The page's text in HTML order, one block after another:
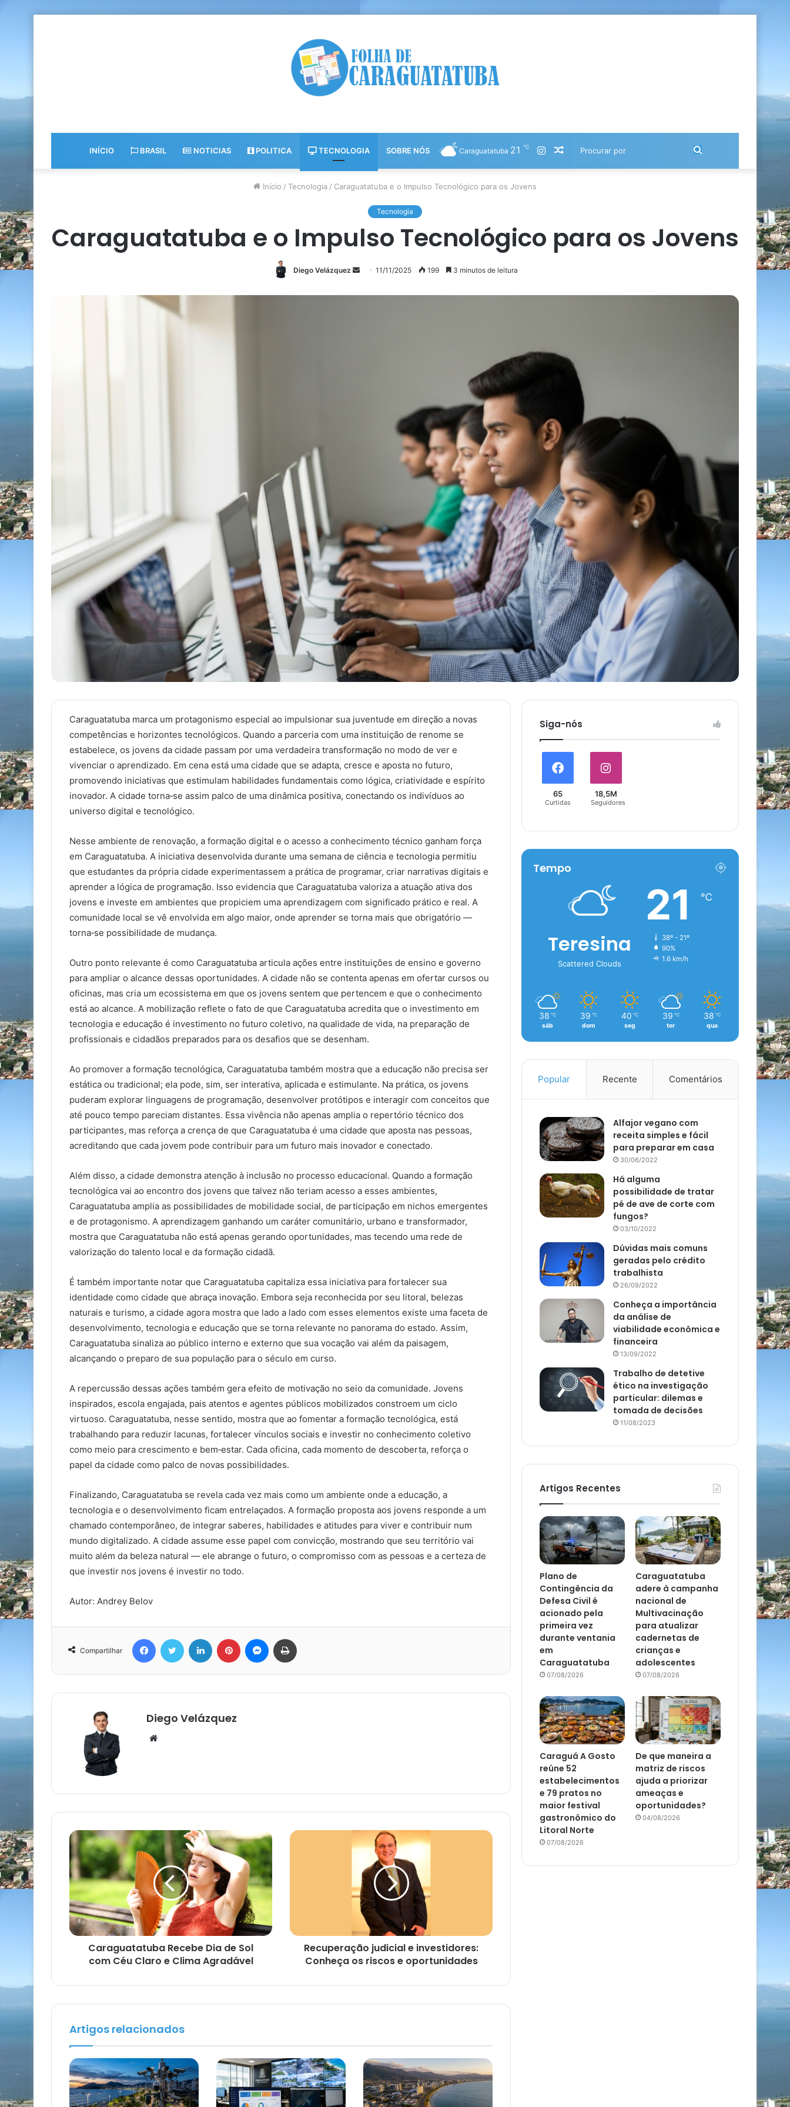
INÍCIO BRASIL NOTICIAS POLITICA TECNOLOGIA SOBRE NÓS Procurar
Artigo
Instagram
Caraguatatuba 21 ℃
Início / Tecnologia / Caraguatatuba e o Impulso Tecnológico para os Jovens
Tecnologia
Caraguatatuba e o Impulso Tecnológico para os Jovens
Diego Velázquez
Mande
e-
11/11/2025 199 3 minutos de leitura
Caraguatatuba marca um protagonismo especial ao impulsionar sua juventude em direção a novas
competências e horizontes tecnológicos. Quando a parceria com uma instituição de renome se
estabelece, os jovens da cidade passam por uma verdadeira transformação no modo de ver e
vivenciar o aprendizado. Em cena está uma cidade que se adapta, cresce e aposta no futuro,
promovendo iniciativas que estimulam habilidades fundamentais como lógica, criatividade e espírito
inovador. A cidade torna‑se assim palco de uma dinâmica positiva, conectando os indivíduos ao
universo digital e tecnológico.
Nesse ambiente de renovação, a formação digital e o acesso a conhecimento técnico ganham força
em Caraguatatuba. A iniciativa desenvolvida durante uma semana de ciência e tecnologia permitiu
que estudantes da própria cidade experimentassem a prática de programar, criar narrativas digitais e
aprender a lógica de programação. Isso evidencia que Caraguatatuba valoriza a atuação ativa dos
jovens e investe em ambientes que propiciem uma aprendizagem com significado prático e real. A
comunidade local se vê envolvida em algo maior, onde aprender se torna mais que obrigatório —
torna‑se possibilidade de mudança.
Outro ponto relevante é como Caraguatatuba articula ações entre instituições de ensino e governo
para ampliar o alcance dessas oportunidades. A cidade não se contenta apenas em ofertar cursos ou
oficinas, mas cria um ecossistema em que os jovens sentem que pertencem e que o conhecimento
está ao alcance. A mobilização reflete o fato de que Caraguatatuba acredita que o investimento em
tecnologia e educação é investimento no futuro coletivo, na qualidade de vida, na preparação de
profissionais e cidadãos preparados para os desafios que se desenham.
Ao promover a formação tecnológica, Caraguatatuba também mostra que a educação não precisa ser
estática ou tradicional; ela pode, sim, ser interativa, aplicada e estimulante. Na prática, os jovens
puderam explorar linguagens de programação, desenvolver protótipos e interagir com conceitos que
até pouco tempo pareciam distantes. Essa vivência não apenas amplia o repertório técnico dos
participantes, mas reforça a crença de que Caraguatatuba é uma cidade que aposta nas pessoas,
acreditando que cada jovem pode contribuir para um futuro mais inovador e conectado.
Além disso, a cidade demonstra atenção à inclusão no processo educacional. Quando a formação
tecnológica vai ao encontro dos jovens que talvez não teriam acesso a esses ambientes,
Caraguatatuba amplia as possibilidades de mobilidade social, de participação em nichos emergentes
e de protagonismo. A aprendizagem ganhando um caráter comunitário, urbano e transformador,
mostra que Caraguatatuba não está apenas gerando oportunidades, mas tecendo uma rede de
valorização do talento local e da formação cidadã.
É também importante notar que Caraguatatuba capitaliza essa iniciativa para fortalecer sua
identidade como cidade que abraça inovação. Embora seja reconhecida por seu litoral, belezas
naturais e turismo, a cidade agora mostra que lado a lado com esses elementos existe uma faceta de
desenvolvimento, tecnologia e educação que se torna relevante no panorama do estado. Assim,
Caraguatatuba sinaliza ao público interno e externo que sua vocação vai além da paisagem,
alcançando o preparo de sua população para o século em curso.
A repercussão dessas ações também gera efeito de motivação no seio da comunidade. Jovens
inspirados, escola engajada, pais atentos e agentes públicos mobilizados constroem um ciclo
virtuoso. Caraguatatuba, nesse sentido, mostra que ao fomentar a formação tecnológica, está
trabalhando para reduzir lacunas, fortalecer vínculos sociais e investir no conhecimento coletivo
como meio para crescimento e bem‑estar. Cada oficina, cada momento de descoberta, reforça o
papel da cidade como palco de novas possibilidades.
Finalizando, Caraguatatuba se revela cada vez mais como um ambiente onde a educação, a
tecnologia e o desenvolvimento ficam entrelaçados. A formação proposta aos jovens responde a um
chamado contemporâneo, de integrar saberes, habilidades e atitudes para viver e contribuir num
mundo digitalizado. A cidade assume esse papel com convicção, mostrando que seu território vai
muito além da beleza natural — ele abrange o futuro, o compromisso com as pessoas e a certeza de
que investir nos jovens é investir no todo.
Autor: Andrey Belov
Compartilhar
FacebookTwitter Linkedin Pinterest Messenger
Diego Velázquez
Website
Caraguatatuba Recebe Dia de Sol
com Céu Claro e Clima Agradável
Recuperação judicial e investidores:
Conheça os riscos e oportunidades
Artigos relacionados
Siga-nós
65
Curtidas
18,5M
Seguidores
Tempo
Teresina
Scattered Clouds
21 ℃
38º - 21º
90%
1.6 km/h
38 ℃
sáb
39 ℃
dom
40 ℃
seg
39 ℃
ter
38 ℃
qua
Popular Recente Comentários
Alfajor vegano com
receita simples e fácil
para preparar em casa
30/06/2022
Há alguma
possibilidade de tratar
pé de ave de corte com
fungos?
03/10/2022
Dúvidas mais comuns
geradas pelo crédito
trabalhista
26/09/2022
Conheça a importância
da análise de
viabilidade econômica e
financeira
13/09/2022
Trabalho de detetive
ético na investigação
particular: dilemas e
tomada de decisões
11/08/2023
Artigos Recentes
Plano de
Contingência da
Defesa Civil é
acionado pela
primeira vez
durante ventania
em
Caraguatatuba
07/08/2026
Caraguatatuba
adere à campanha
nacional de
Multivacinação
para atualizar
cadernetas de
crianças e
adolescentes
07/08/2026
Caraguá A Gosto
reúne 52
estabelecimentos
e 79 pratos no
maior festival
gastronômico do
Litoral Norte
07/08/2026
De que maneira a
matriz de riscos
ajuda a priorizar
ameaças e
oportunidades?
04/08/2026